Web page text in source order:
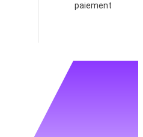
paiement